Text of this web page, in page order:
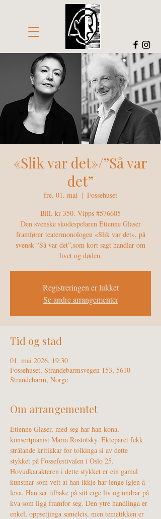
«Slik var det»/”Så var
det”
fre. 01. mai
  |
Fossehuset
Bill. kr 350. Vipps #576605
Den svenske skodespelaren Etienne Glaser
framfører teatermonologen «Slik var det», på
svensk “Så var det”,som kort sagt handlar om
livet og døden.
Registreringen er lukket
Se andre arrangementer
Tid og stad
01. mai 2026, 19:30
Fossehuset, Strandebarmsvegen 153, 5610
Strandebarm, Norge
Om arrangementet
Etienne Glaser, med seg har han kona,
konsertpianist Maria Rostotsky. Ekteparet fekk
strålande kritikkar for tolkinga si av dette
stykket på Fossefestivalen i Oslo 25.
Hovudkarakteren i dette stykket er ein gamal
kunstnar som veit at han ikkje har lenge igjen å
leva. Han ser tilbake på sitt eige liv og undrar på
kva som ligg framfor seg. Den ytre handlinga er
enkel, oppsetjinga sameleis, men tematikken er